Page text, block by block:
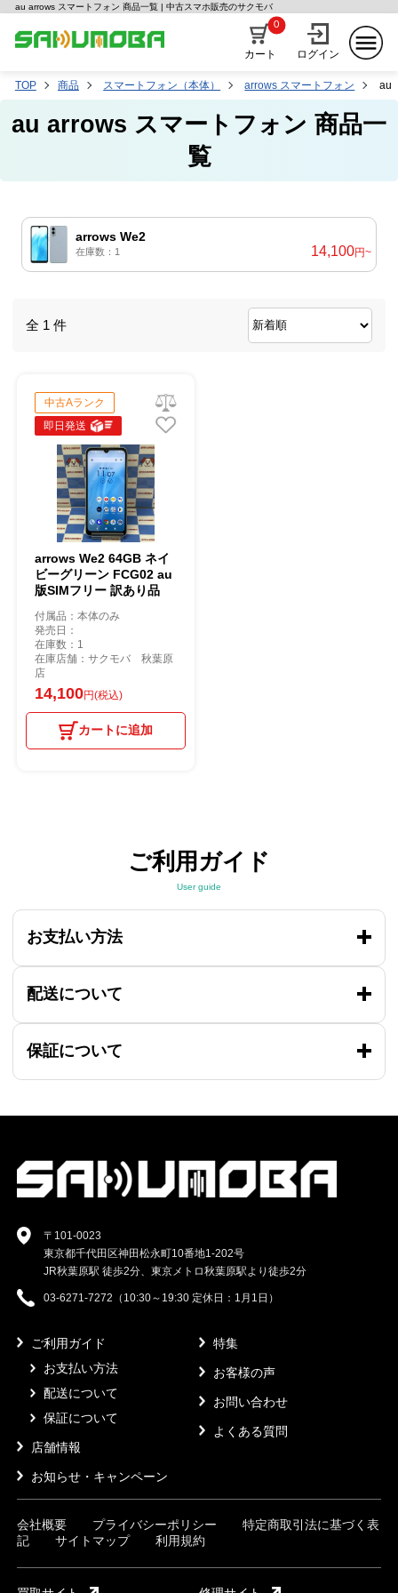
au arrows スマートフォン 商品一覧 | 中古スマホ販売のサクモバ
カート
0
ログイン
TOP 商品 スマートフォン（本体） arrows スマートフォン au
au arrows スマートフォン 商品一
覧
arrows We2
在庫数：1 14,100円~
全 1 件
中古Aランク
即日発送
arrows We2 64GB ネイ
ビーグリーン FCG02 au
版SIMフリー 訳あり品
付属品：本体のみ
発売日：
在庫数：1
在庫店舗：サクモバ 秋葉原
店
14,100円(税込)
カートに追加
ご利用ガイド
User guide
お支払い方法
配送について
保証について
〒101-0023
東京都千代田区神田松永町10番地1-202号
JR秋葉原駅 徒歩2分、東京メトロ秋葉原駅より徒歩2分
03-6271-7272（10:30～19:30 定休日：1月1日）
ご利用ガイド
お支払い方法
配送について
保証について
店舗情報
お知らせ・キャンペーン
特集
お客様の声
お問い合わせ
よくある質問
会社概要 プライバシーポリシー
特定商取引法に基づく表
記
サイトマップ 利用規約